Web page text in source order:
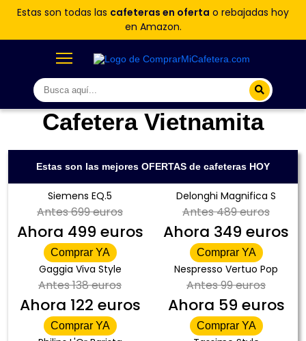
Estas son todas las cafeteras en oferta o rebajadas hoy
en Amazon.
Cafetera Vietnamita
Estas son las mejores OFERTAS de cafeteras HOY
Siemens EQ.5
Antes699 euros
Ahora 499 euros
Comprar YA
Delonghi Magnifica S
Antes489 euros
Ahora 349 euros
Comprar YA
Gaggia Viva Style
Antes138 euros
Ahora 122 euros
Comprar YA
Nespresso Vertuo Pop
Antes99 euros
Ahora 59 euros
Comprar YA